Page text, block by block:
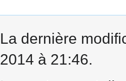
La dernière
2014 à 21:46.